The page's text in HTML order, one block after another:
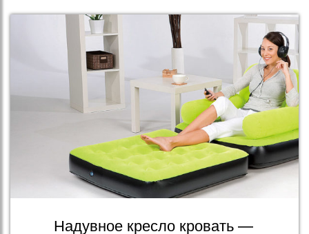
Надувное кресло кровать —